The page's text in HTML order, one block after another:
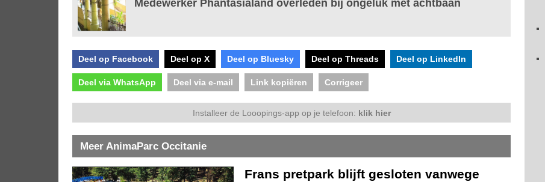
Medewerker Phantasialand overleden bij ongeluk met achtbaan
Deel op Facebook Deel op X Deel op Bluesky Deel op Threads Deel op LinkedIn
Deel via WhatsApp Deel via e-mail Link kopiëren Corrigeer
Installeer de Looopings-app op je telefoon: klik hier
Meer AnimaParc Occitanie
Frans pretpark blijft gesloten vanwege